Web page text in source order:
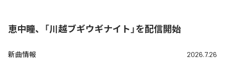
恵中瞳、「川越ブギウギナイト」を配信開始
新曲情報 2026.7.26